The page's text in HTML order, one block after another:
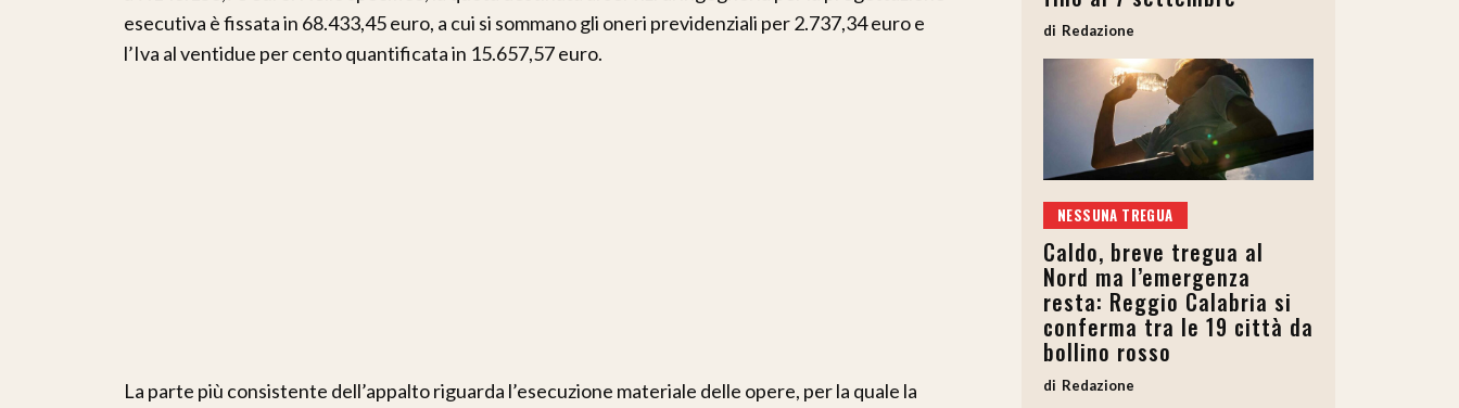
esecutiva è fissata in 68.433,45 euro, a cui si sommano gli oneri previdenziali per 2.737,34 euro e
l’Iva al ventidue per cento quantificata in 15.657,57 euro.
La parte più consistente dell’appalto riguarda l’esecuzione materiale delle opere, per la quale la
Redazione
NESSUNA TREGUA
Caldo, breve tregua al
Nord ma l’emergenza
resta: Reggio Calabria si
conferma tra le 19 città da
bollino rosso
Redazione